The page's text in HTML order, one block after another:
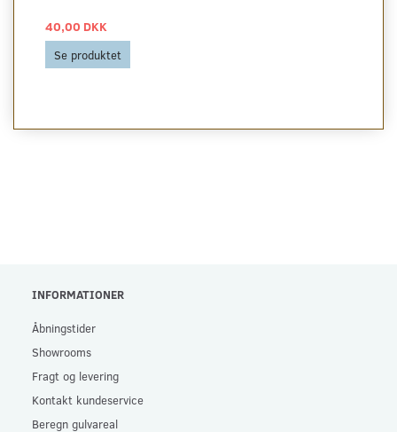
40,00 DKK
Se produktet
INFORMATIONER
Åbningstider
Showrooms
Fragt og levering
Kontakt kundeservice
Beregn gulvareal